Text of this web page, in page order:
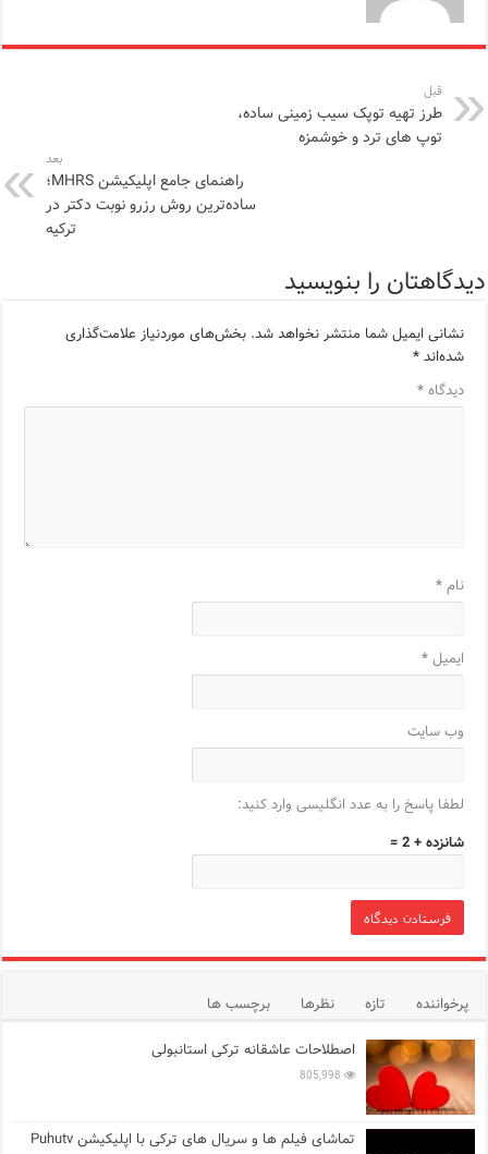
قبل
طرز تهیه توپک سیب زمینی ساده،
توپ های ترد و خوشمزه
بعد
راهنمای جامع اپلیکیشن MHRS؛
ساده‌ترین روش رزرو نوبت دکتر در
ترکیه
دیدگاهتان را بنویسید
نشانی ایمیل شما منتشر نخواهد شد. بخش‌های موردنیاز علامت‌گذاری
شده‌اند*
دیدگاه*
نام*
ایمیل*
وب‌ سایت
لطفا پاسخ را به عدد انگلیسی وارد کنید:
شانزده + 2 =
پرخواننده تازه نظرها
برچسب ها
اصطلاحات عاشقانه ترکی استانبولی
805,998
تماشای فیلم ها و سریال های ترکی با اپلیکیشن Puhutv